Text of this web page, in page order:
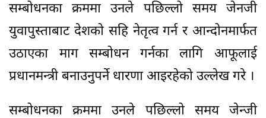
सम्बोधनका क्रममा उनले पछिल्लो समय जेनजी
युवापुस्ताबाट देशको सहि नेतृत्व गर्न र आन्दोनमार्फत
उठाएका माग सम्बोधन गर्नका लागि आफूलाई
प्रधानमन्त्री बनाउनुपर्ने धारणा आइरहेको उल्लेख गरे ।
सम्बोधनका क्रममा उनले पछिल्लो समय जेन्जी